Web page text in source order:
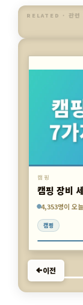
RELATED · 관련
3,335명
7,331명
캠핑
캠핑 장비
4,353명이 오
캠핑
이전